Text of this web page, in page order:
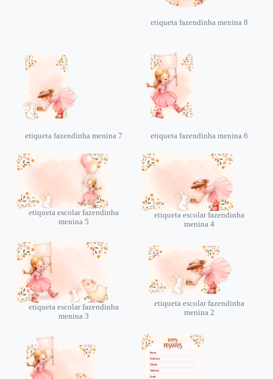
etiqueta fazendinha menina 8
etiqueta fazendinha menina 7 etiqueta fazendinha menina 6
etiqueta escolar fazendinha
menina 5
etiqueta escolar fazendinha
menina 4
etiqueta escolar fazendinha
menina 3
etiqueta escolar fazendinha
menina 2